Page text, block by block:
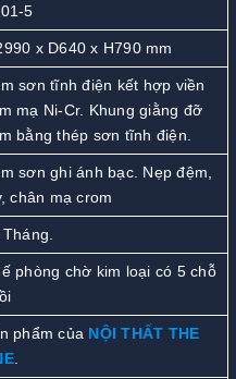
5
x D640 x H790 mm
sơn tĩnh điện kết hợp viền
mạ Ni-Cr. Khung giằng đỡ
bằng thép sơn tĩnh điện.
sơn ghi ánh bạc. Nẹp đệm,
chân mạ crom
phòng chờ kim loại có 5 chỗ
phẩm của NỘI THẤT THE
.